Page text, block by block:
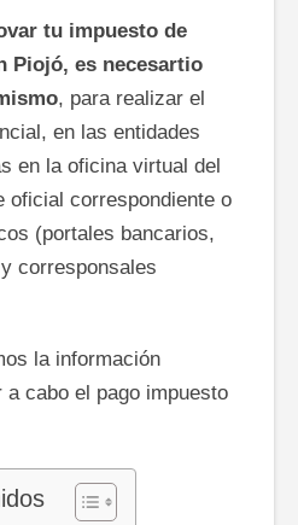
tu impuesto de
Piojó, es necesartio
, para realizar el
en las entidades
en la oficina virtual del
oficial correspondiente o
(portales bancarios,
corresponsales
la información
cabo el pago impuesto